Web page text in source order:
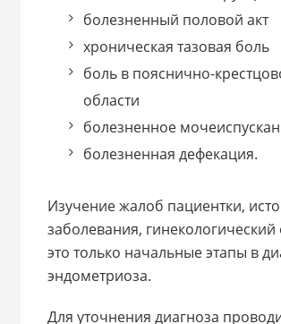
болезненный половой акт
хроническая тазовая боль
боль в пояснично-
области
болезненное
болезненная дефекация.
Изучение жалоб пациентки,
заболевания, гинекологический
это только начальные этапы в
эндометриоза.
Для уточнения диагноза